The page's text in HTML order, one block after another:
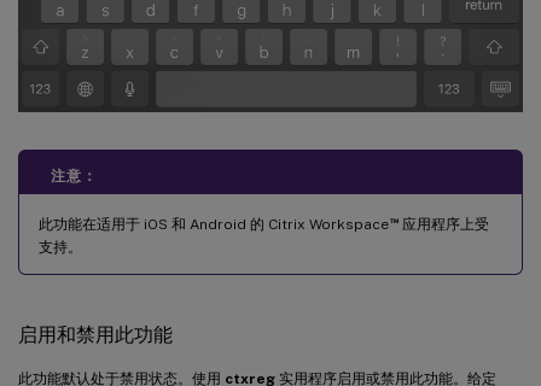
注意：
此功能在适用于 iOS 和 Android 的 Citrix Workspace™应用程序上受
支持。
启用和禁用此功能
此功能默认处于禁用状态。使用 ctxreg 实用程序启用或禁用此功能。给定